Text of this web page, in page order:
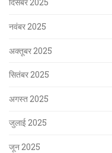
दिसंबर 2025
नवंबर 2025
अक्तूबर 2025
सितंबर 2025
अगस्त 2025
जुलाई 2025
जून 2025